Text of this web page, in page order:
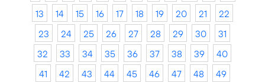
13
14 15 16 17 18 19 20 21
22
23
24 25 26 27 28 29 30
31
32
33 34 35 36 37 38 39
40
41
42 43 44 45 46 47 48
49